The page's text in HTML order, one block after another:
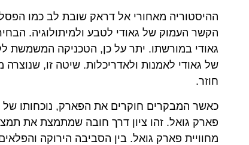
ההיסטוריה מאחורי אל דראק שובת לב כמו
הקשר העמוק של גאודי לטבע ולמיתולוגיה.
גאודי במורשתו. יתר על כן, הטכניקה המשמשת
של גאודי לאמנות ולאדריכלות. שיטה זו,
חוזר.
כאשר המבקרים חוקרים את הפארק, נוכחותו של
פארק גואל. זהו ציון דרך חובה שמתמצת את
מחוויית פארק גואל. בין הסביבה הירוקה